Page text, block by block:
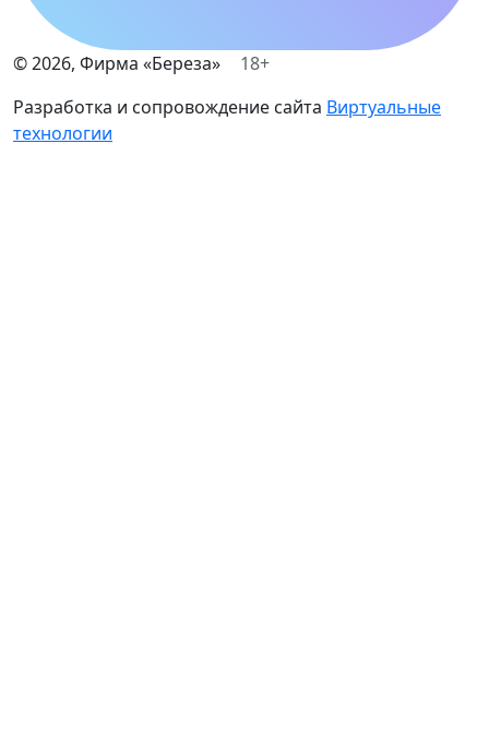
©2026, Фирма «Береза»
18+
Разработка и сопровождение сайта Виртуальные
технологии